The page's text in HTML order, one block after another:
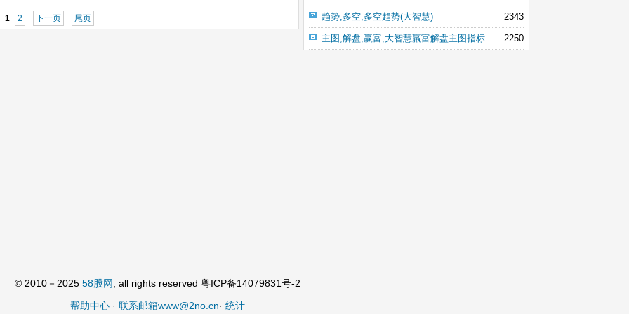
1 2 下一页 尾页 趋势,多空,多空趋势(大智慧) 2343
主图,解盘,赢富,大智慧羸富解盘主图指标 2250
© 2010－2025 58股网 , all rights reserved 粤ICP备14079831号-2
帮助中心· 联系邮箱www@2no.cn· 统计